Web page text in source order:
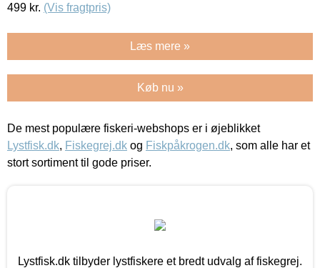
499 kr. (Vis fragtpris)
Læs mere »
Køb nu »
De mest populære fiskeri-webshops er i øjeblikket
Lystfisk.dk, Fiskegrej.dk og Fiskpåkrogen.dk, som alle har et
stort sortiment til gode priser.
Lystfisk.dk tilbyder lystfiskere et bredt udvalg af fiskegrej.